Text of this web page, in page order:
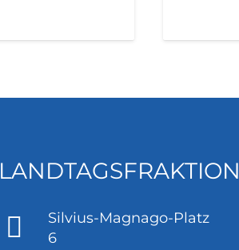
LANDTAGSFRAKTION
Silvius-Magnago-Platz
6